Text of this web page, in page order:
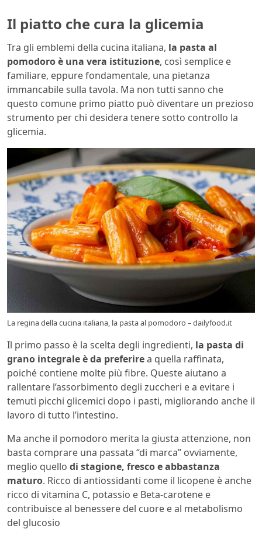
Il piatto che cura la glicemia
Tra gli emblemi della cucina italiana, la pasta al
pomodoro è una vera istituzione, così semplice e
familiare, eppure fondamentale, una pietanza
immancabile sulla tavola. Ma non tutti sanno che
questo comune primo piatto può diventare un prezioso
strumento per chi desidera tenere sotto controllo la
glicemia.
La regina della cucina italiana, la pasta al pomodoro – dailyfood.it
Il primo passo è la scelta degli ingredienti, la pasta di
grano integrale è da preferirea quella raffinata,
poiché contiene molte più fibre. Queste aiutano a
rallentare l’assorbimento degli zuccheri e a evitare i
temuti picchi glicemici dopo i pasti, migliorando anche il
lavoro di tutto l’intestino.
Ma anche il pomodoro merita la giusta attenzione, non
basta comprare una passata “di marca” ovviamente,
meglio quello di stagione, fresco e abbastanza
maturo. Ricco di antiossidanti come il licopene è anche
ricco di vitamina C, potassio e Beta-carotene e
contribuisce al benessere del cuore e al metabolismo
del glucosio